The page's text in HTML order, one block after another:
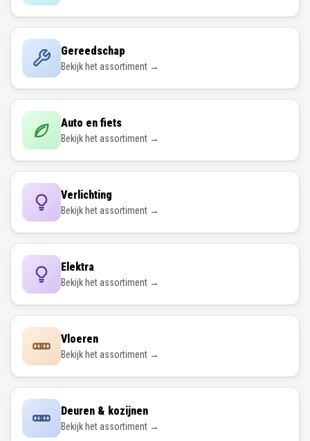
Gereedschap
Bekijk het assortiment →
Auto en fiets
Bekijk het assortiment →
Verlichting
Bekijk het assortiment →
Elektra
Bekijk het assortiment →
Vloeren
Bekijk het assortiment →
Deuren & kozijnen
Bekijk het assortiment →